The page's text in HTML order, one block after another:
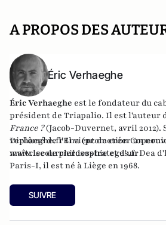
A PROPOS DES
Éric Verhaeghe
Éric Verhaeghe est le fondateur du
président de Triapalio. Il est l'auteur
France ?(Jacob-Duvernet, avril 2012).
verhaeghe.frIl vient de créer un
www.lecourrierdesstrateges.fr
Diplômé de l'Ena (promotion
maîtrise de philosophie et d'un Dea
Paris-I, il est né à Liège en 1968.
SUIVRE